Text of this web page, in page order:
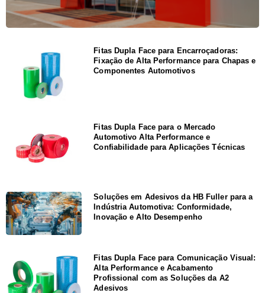
Fitas Dupla Face para Encarroçadoras:
Fixação de Alta Performance para Chapas e
Componentes Automotivos
Fitas Dupla Face para o Mercado
Automotivo Alta Performance e
Confiabilidade para Aplicações Técnicas
Soluções em Adesivos da HB Fuller para a
Indústria Automotiva: Conformidade,
Inovação e Alto Desempenho
Fitas Dupla Face para Comunicação Visual:
Alta Performance e Acabamento
Profissional com as Soluções da A2
Adesivos